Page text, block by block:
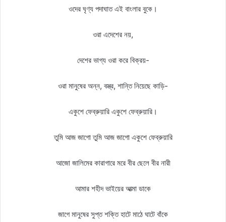
ওদের ঘৃণ্য পদাঘাত এই বাংলার বুকে।
ওরা এদেশের নয়,
দেশের ভাগ্য ওরা করে বিক্রয়-
ওরা মানুষের অন্ন, বস্ত্র, শান্তি নিয়েছে কাড়ি-
একুশে ফেব্রুয়ারি একুশে ফেব্রুয়ারি।
তুমি আজ জাগো তুমি আজ জাগো একুশে ফেব্রুয়ারি
আজো জালিমের কারাগারে মরে বীর ছেলে বীর নারী
আমার শহীদ ভাইয়ের আত্মা ডাকে
জাগে মানুষের সুপ্ত শক্তি হাটে মাঠে ঘাটে বাঁকে